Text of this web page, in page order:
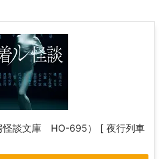
怪談文庫 HO-695） [ 夜行列車